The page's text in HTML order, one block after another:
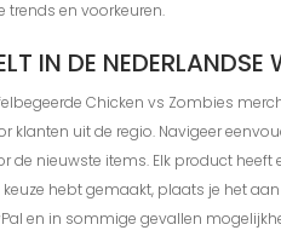
en voorkeuren.
IN DE NEDERLANDSE
Chicken vs Zombies
klanten uit de regio. Navigeer
de nieuwste items. Elk product
keuze hebt gemaakt, plaats je het
en in sommige gevallen